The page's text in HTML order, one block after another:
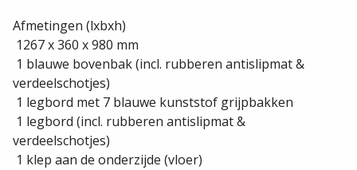
Afmetingen (lxbxh)
 1267 x 360 x 980 mm
 1 blauwe bovenbak (incl. rubberen antislipmat &
verdeelschotjes)
 1 legbord met 7 blauwe kunststof grijpbakken
 1 legbord (incl. rubberen antislipmat &
verdeelschotjes)
 1 klep aan de onderzijde (vloer)